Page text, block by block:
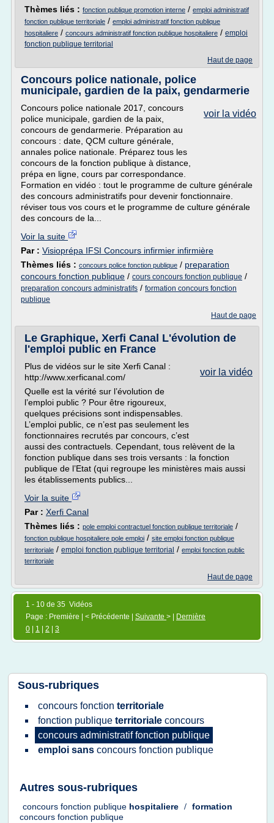
Thèmes liés : fonction publique promotion interne / emploi administratif
fonction publique territoriale / emploi administratif fonction publique
hospitaliere / concours administratif fonction publique hospitaliere / emploi
fonction publique territorial
Haut de page
Concours police nationale, police
municipale, gardien de la paix, gendarmerie
voir la vidéo
Concours police nationale 2017, concours
police municipale, gardien de la paix,
concours de gendarmerie. Préparation au
concours : date, QCM culture générale,
annales police nationale. Préparez tous les
concours de la fonction publique à distance,
prépa en ligne, cours par correspondance.
Formation en vidéo : tout le programme de culture générale
des concours administratifs pour devenir fonctionnaire.
réviser tous vos cours et le programme de culture générale
des concours de la...
Voir la suite
Par : Visioprépa IFSI Concours infirmier infirmière
Thèmes liés : concours police fonction publique / preparation
concours fonction publique / cours concours fonction publique /
preparation concours administratifs / formation concours fonction
publique
Haut de page
Le Graphique, Xerfi Canal L'évolution de
l'emploi public en France
voir la vidéo
Plus de vidéos sur le site Xerfi Canal :
http://www.xerficanal.com/
Quelle est la vérité sur l’évolution de
l’emploi public ? Pour être rigoureux,
quelques précisions sont indispensables.
L’emploi public, ce n’est pas seulement les
fonctionnaires recrutés par concours, c’est
aussi des contractuels. Cependant, tous relèvent de la
fonction publique dans ses trois versants : la fonction
publique de l’Etat (qui regroupe les ministères mais aussi
les établissements publics...
Voir la suite
Par : Xerfi Canal
Thèmes liés : pole emploi contractuel fonction publique territoriale /
fonction publique hospitaliere pole emploi / site emploi fonction publique
territoriale / emploi fonction publique territorial / emploi fonction public
territoriale
Haut de page
1 - 10 de 35 Vidéos
Page : Première | < Précédente | Suivante > |
Dernière
0
1 2 3
Sous-rubriques
concours fonction territoriale
fonction publique territoriale concours
concours administratif fonction publique
emploi sans concours fonction publique
Autres sous-rubriques
concours fonction publique hospitaliere / formation
concours fonction publique